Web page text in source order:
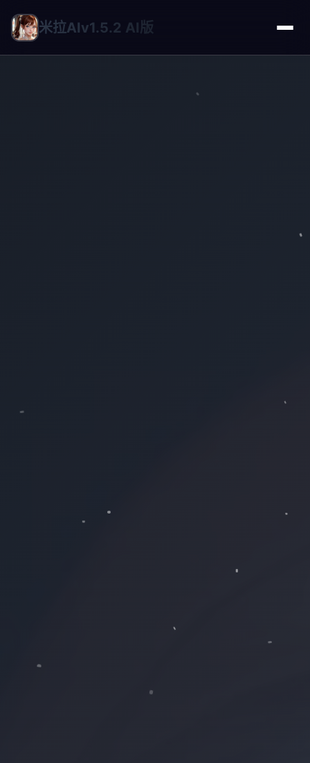
米拉AIv1.5.2 AI版